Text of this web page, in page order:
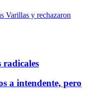
a intendente, pero